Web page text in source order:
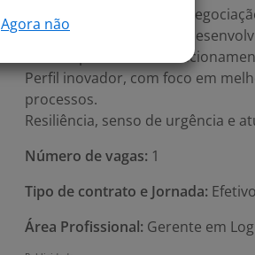
Excelente habilidade de
Liderança inspiradora e
Forte capacidade de
Perfil inovador, com foco em
processos.
Resiliência, senso de urgência e
Número de vagas: 1
Tipo de contrato e Jornada:
Área Profissional: Gerente em
Agora não